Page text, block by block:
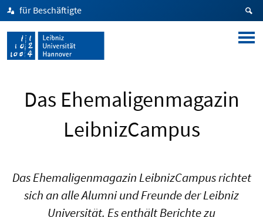
für Beschäftigte
Das Ehemaligenmagazin
LeibnizCampus
Das Ehemaligenmagazin LeibnizCampus richtet
sich an alle Alumni und Freunde der Leibniz
Universität. Es enthält Berichte zu